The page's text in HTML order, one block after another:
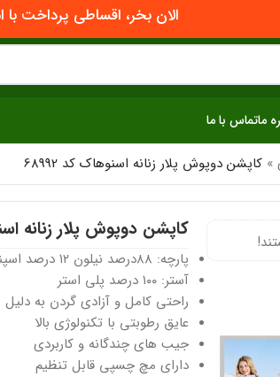
الان بخر، اقساطی پرداخت
ماتماس با ما
»کاپشن دوپوش پلار زنانه اسنوهاک کد 68992
کاپشن دوپوش پلار زنانه
پارچه: ٨٨درصد نیلون ١٢ درصد اسپندکس
آستر: ١٠٠ درصد پلی استر
راحتی کامل و آزادی گردن به
عایق رطوبتی با تکنولوژی بالا
جیب های چندگانه و کاربردی
دارای مچ چسپی قابل تنظیم